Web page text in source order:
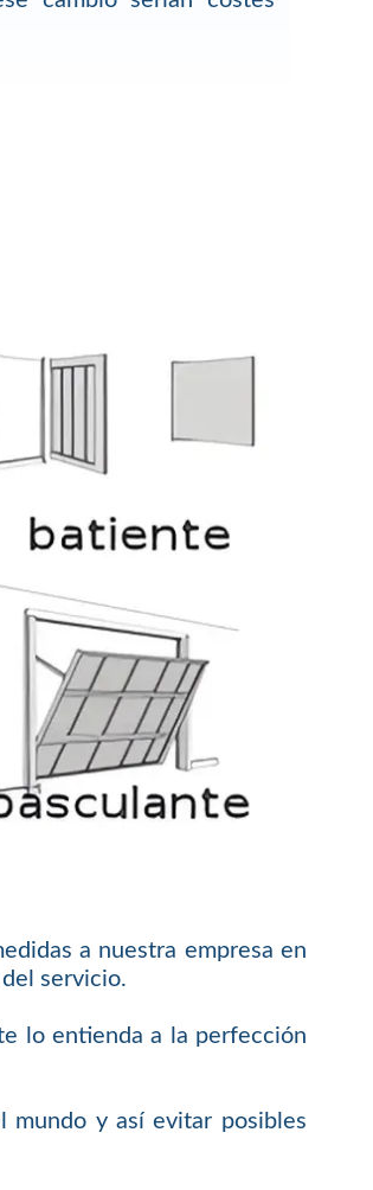
a nuestra empresa en
servicio.
lo entienda a la perfección
mundo y así evitar posibles